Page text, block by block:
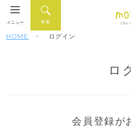
検索
メニュー
HOME ログイン
ロ
会員登録が